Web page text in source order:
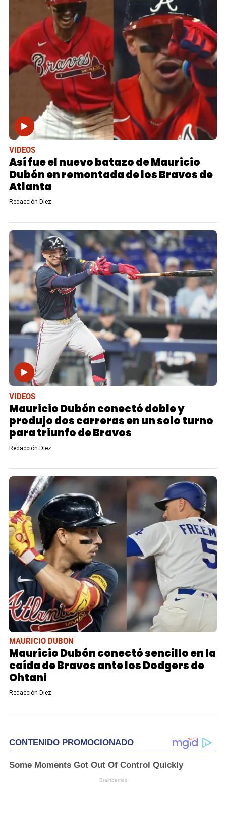
VIDEOS
Así fue el nuevo batazo de Mauricio
Dubón en remontada de los Bravos de
Atlanta
Redacción Diez
VIDEOS
Mauricio Dubón conectó doble y
produjo dos carreras en un solo turno
para triunfo de Bravos
Redacción Diez
MAURICIO DUBON
Mauricio Dubón conectó sencillo en la
caída de Bravos ante los Dodgers de
Ohtani
Redacción Diez